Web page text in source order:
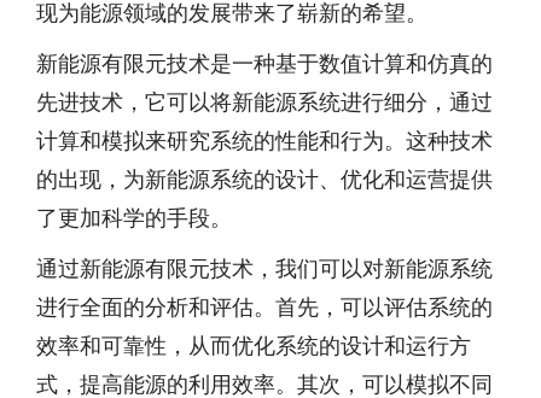
现为能源领域的发展带来了崭新的希望。
新能源有限元技术是一种基于数值计算和仿真的
先进技术，它可以将新能源系统进行细分，通过
计算和模拟来研究系统的性能和行为。这种技术
的出现，为新能源系统的设计、优化和运营提供
了更加科学的手段。
通过新能源有限元技术，我们可以对新能源系统
进行全面的分析和评估。首先，可以评估系统的
效率和可靠性，从而优化系统的设计和运行方
式，提高能源的利用效率。其次，可以模拟不同